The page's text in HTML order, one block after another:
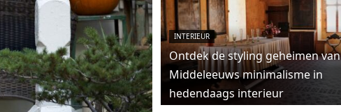
INTERIEUR
Ontdek de styling geheimen van
Middeleeuws minimalisme in
hedendaags interieur